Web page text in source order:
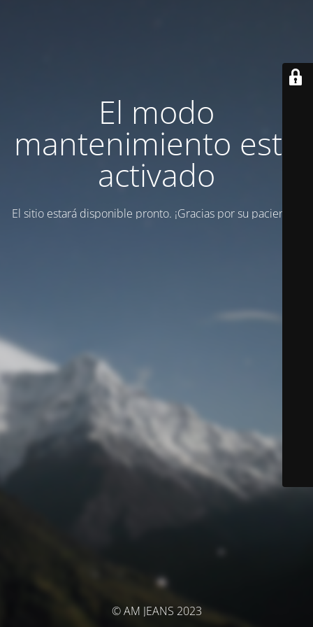
El modo
mantenimiento está
activado
El sitio estará disponible pronto. ¡Gracias por su paciencia!
© AM JEANS 2023